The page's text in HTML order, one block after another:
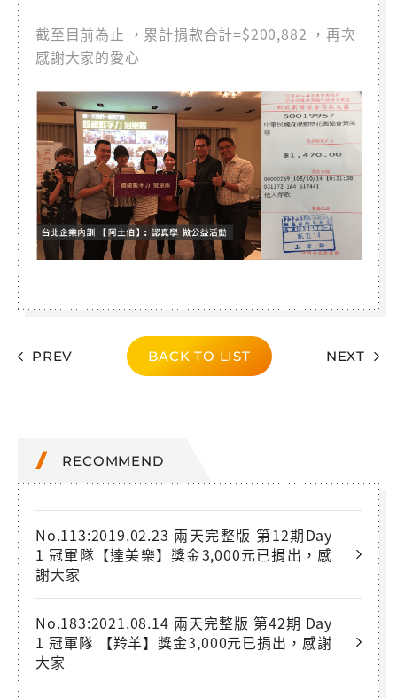
截至目前為止 ，累計捐款合計=$200,882 ，再次
感謝大家的愛心
PREV BACK TO LIST NEXT
RECOMMEND
No.113:2019.02.23 兩天完整版 第12期Day
1 冠軍隊【達美樂】獎金3,000元已捐出，感
謝大家
No.183:2021.08.14 兩天完整版 第42期 Day
1 冠軍隊 【羚羊】獎金3,000元已捐出，感謝
大家